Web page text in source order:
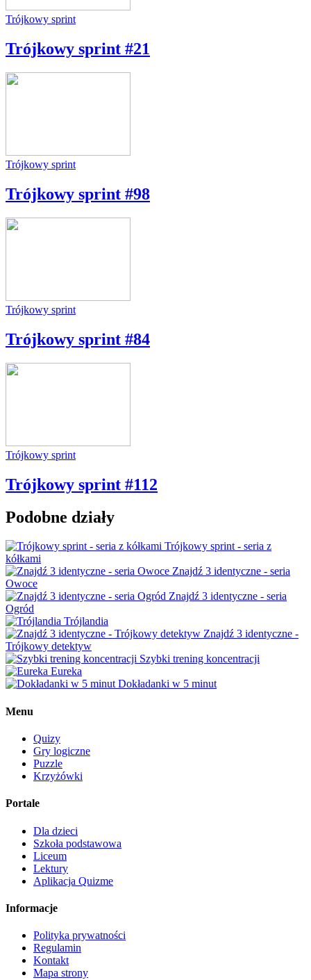
Trójkowy sprint
Trójkowy sprint #21
Trójkowy sprint
Trójkowy sprint #98
Trójkowy sprint
Trójkowy sprint #84
Trójkowy sprint
Trójkowy sprint #112
Podobne działy
Trójkowy sprint - seria z
kółkami
Znajdź 3 identyczne - seria
Owoce
Znajdź 3 identyczne - seria
Ogród
Trójlandia
Znajdź 3 identyczne -
Trójkowy detektyw
Szybki trening koncentracji
Eureka
Dokładanki w 5 minut
Menu
Quizy
Gry logiczne
Puzzle
Krzyżówki
Portale
Dla dzieci
Szkoła podstawowa
Liceum
Lektury
Aplikacja Quizme
Informacje
Polityka prywatności
Regulamin
Kontakt
Mapa strony